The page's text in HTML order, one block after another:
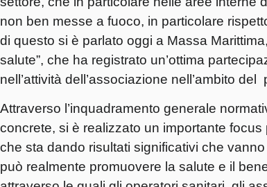
non ben messe a fuoco, in particolare
di questo si è parlato oggi a Massa
salute”, che ha registrato un’ottima
nell’attività dell’associazione nell’ambito
Attraverso l’inquadramento generale
concrete, si è realizzato un importante
che sta dando risultati significativi che
può realmente promuovere la salute e il